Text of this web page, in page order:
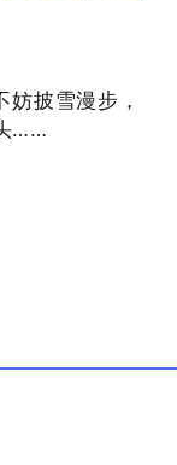
妨披雪漫步，
……